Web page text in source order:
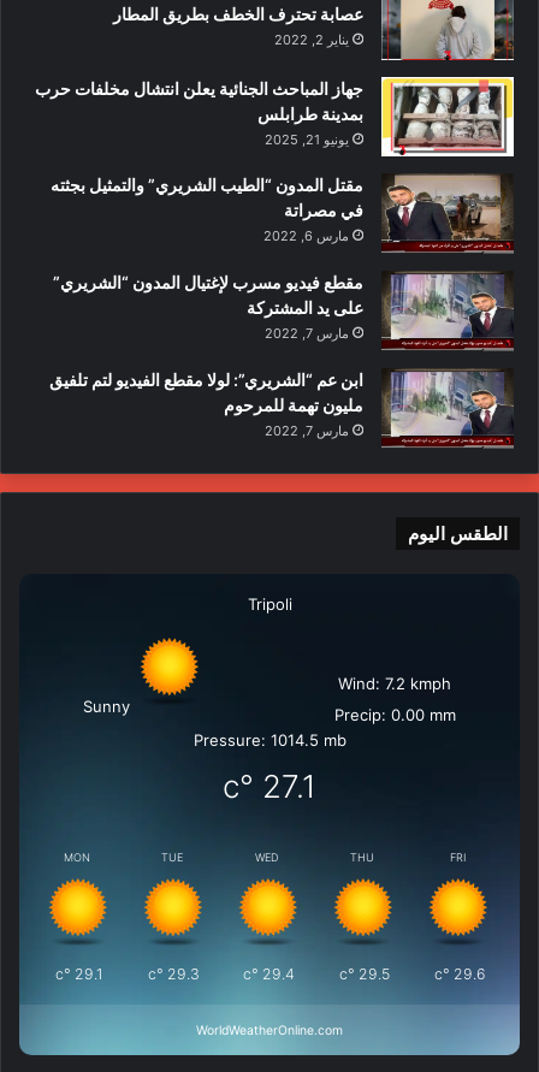
عصابة تحترف الخطف بطريق المطار
يناير 2, 2022
جهاز المباحث الجنائية يعلن انتشال مخلفات حرب
بمدينة طرابلس
يونيو 21, 2025
مقتل المدون “الطيب الشريري” والتمثيل بجثته
في مصراتة
مارس 6, 2022
مقطع فيديو مسرب لإغتيال المدون “الشريري”
على يد المشتركة
مارس 7, 2022
ابن عم “الشريري”: لولا مقطع الفيديو لتم تلفيق
مليون تهمة للمرحوم
مارس 7, 2022
الطقس اليوم
Tripoli
Sunny
Wind: 7.2 kmph
Precip: 0.00 mm
Pressure: 1014.5 mb
27.1
°c
MON
29.1
°c
TUE
29.3
°c
WED
29.4
°c
THU
29.5
°c
FRI
29.6
°c
WorldWeatherOnline.com